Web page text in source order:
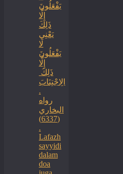
يَفْعَلُونَ
إِلَّا
ذَلِكَ
‏‏يَعْنِي
لَا
يَفْعَلُونَ
إِلَّا
ذَلِكَ ‏
‏الِاجْتِنَابَ
.
رواه
البخاري
(6337)
.
Lafazh
sayyidi
dalam
doa